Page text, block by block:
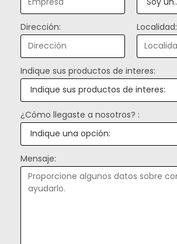
Dirección: Localidad:
Indique sus productos de interes:
¿Cómo llegaste a nosotros? :
Mensaje: